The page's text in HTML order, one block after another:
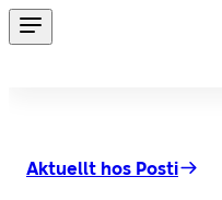
Aktuellt hos Posti